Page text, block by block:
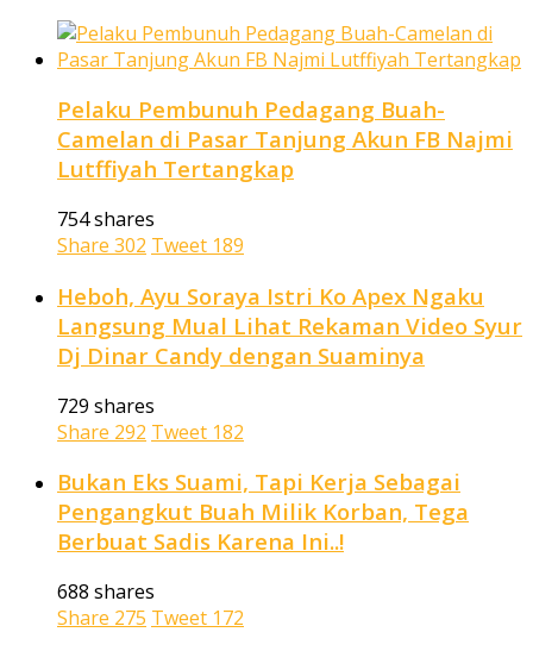
Pelaku Pembunuh Pedagang Buah-
Camelan di Pasar Tanjung Akun FB Najmi
Lutffiyah Tertangkap
754 shares
Share 302 Tweet 189
Heboh, Ayu Soraya Istri Ko Apex Ngaku
Langsung Mual Lihat Rekaman Video Syur
Dj Dinar Candy dengan Suaminya
729 shares
Share 292 Tweet 182
Bukan Eks Suami, Tapi Kerja Sebagai
Pengangkut Buah Milik Korban, Tega
Berbuat Sadis Karena Ini..!
688 shares
Share 275 Tweet 172